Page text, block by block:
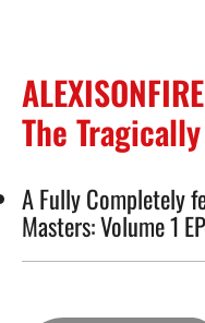
The
A Fully Completely
Masters: Volume 1